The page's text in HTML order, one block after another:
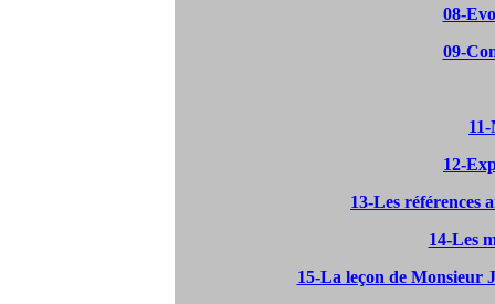
08-
09-
12-
13-Les références
14-Les
15-La leçon de Monsieur